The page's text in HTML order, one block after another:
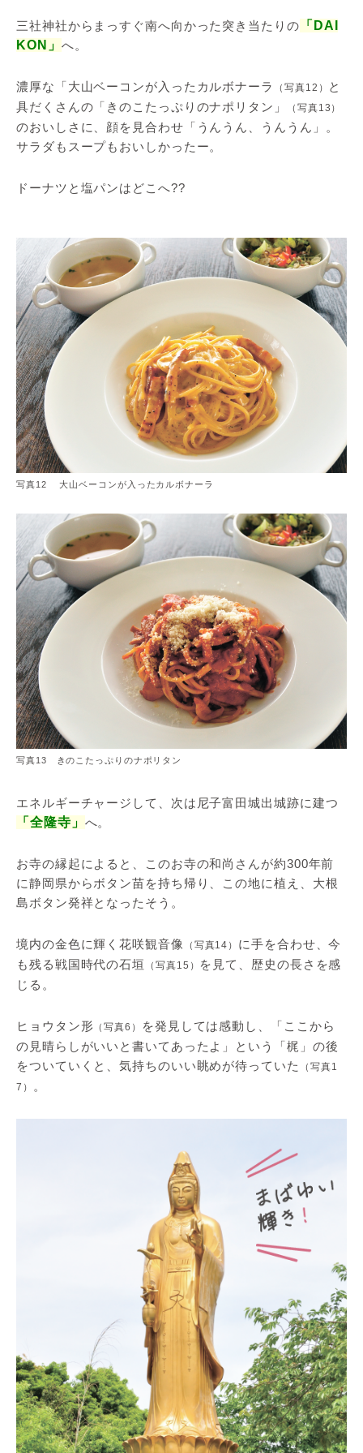
三社神社からまっすぐ南へ向かった突き当たりの 「DAI
KON」 へ。
濃厚な「大山ベーコンが入ったカルボナーラ （写真12）
と
具だくさんの「きのこたっぷりのナポリタン」
（写真13）
のおいしさに、顔を見合わせ「うんうん、うんうん」。
サラダもスープもおいしかったー。
ドーナツと塩パンはどこへ??
写真12 大山ベーコンが入ったカルボナーラ
写真13 きのこたっぷりのナポリタン
エネルギーチャージして、次は尼子富田城出城跡に建つ
「全隆寺」 へ。
お寺の縁起によると、このお寺の和尚さんが約300年前
に静岡県からボタン苗を持ち帰り、この地に植え、大根
島ボタン発祥となったそう。
境内の金色に輝く花咲観音像 （写真14） に手を合わせ、今
も残る戦国時代の石垣
（写真15）
を見て、歴史の長さを感
じる。
ヒョウタン形 （写真6）
を発見しては感動し、「ここから
の見晴らしがいいと書いてあったよ」という「梶」の後
をついていくと、気持ちのいい眺めが待っていた
（写真1
7）
。